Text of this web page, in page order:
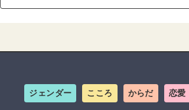
ジェンダー こころ からだ 恋愛